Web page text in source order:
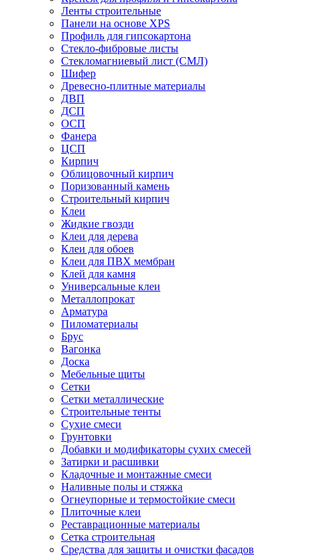
Ленты строительные
Панели на основе XPS
Профиль для гипсокартона
Стекло-фибровые листы
Стекломагниевый лист (СМЛ)
Шифер
Древесно-плитные материалы
ДВП
ДСП
ОСП
Фанера
ЦСП
Кирпич
Облицовочный кирпич
Поризованный камень
Строительный кирпич
Клеи
Жидкие гвозди
Клеи для дерева
Клеи для обоев
Клеи для ПВХ мембран
Клей для камня
Универсальные клеи
Металлопрокат
Арматура
Пиломатериалы
Брус
Вагонка
Доска
Мебельные щиты
Сетки
Сетки металлические
Строительные тенты
Сухие смеси
Грунтовки
Добавки и модификаторы сухих смесей
Затирки и расшивки
Кладочные и монтажные смеси
Наливные полы и стяжка
Огнеупорные и термостойкие смеси
Плиточные клеи
Реставрационные материалы
Сетка строительная
Средства для защиты и очистки фасадов